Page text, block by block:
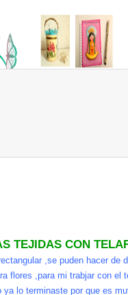
TEJIDAS CON
,se puden hacer de
flores ,para mi trabjar con el
ya lo terminaste por que es